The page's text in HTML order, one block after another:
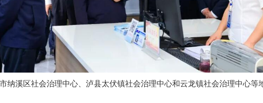
溪区社会治理中心、泸县太伏镇社会治理中心和云龙镇社会治理中心等